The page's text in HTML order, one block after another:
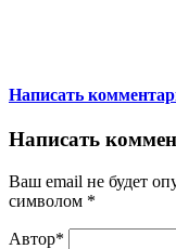
Написать
Написать
Ваш email не будет
символом *
Автор*